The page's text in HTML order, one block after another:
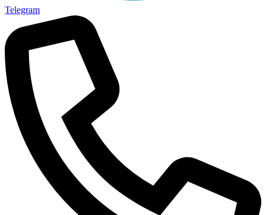
Telegram